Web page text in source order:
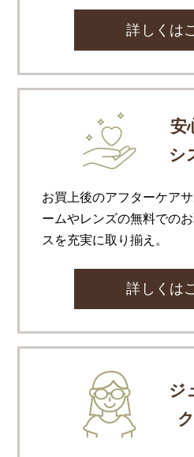
詳しくは
安
シ
お買上後のアフターケア
ームやレンズの無料での
スを充実に取り揃え。
詳しくは
ジ